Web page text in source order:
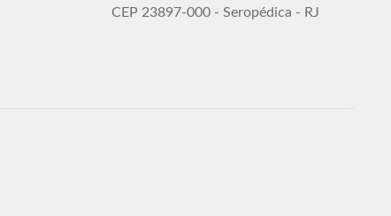
CEP 23897-000 - Seropédica - RJ